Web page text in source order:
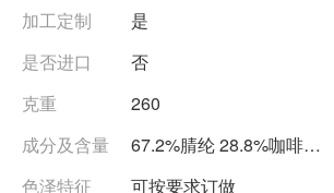
加工定制
是
是否进口
否
克重
260
成分及含量
67.2%腈纶 28.8%咖啡纱 4%氨
色泽特征
可按要求订做